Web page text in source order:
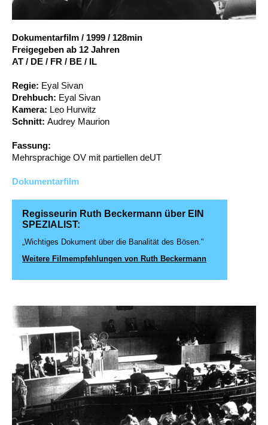
Account
Dokumentarfilm / 1999 / 128min
Freigegeben ab 12 Jahren
AT / DE / FR / BE / IL
Regie: Eyal Sivan
Drehbuch: Eyal Sivan
Kamera: Leo Hurwitz
Schnitt: Audrey Maurion
Fassung:
Mehrsprachige OV mit partiellen deUT
Dokumentarfilm
Regisseurin Ruth Beckermann über EIN
SPEZIALIST:
„Wichtiges Dokument über die Banalität des Bösen."
Weitere Filmempfehlungen von Ruth Beckermann